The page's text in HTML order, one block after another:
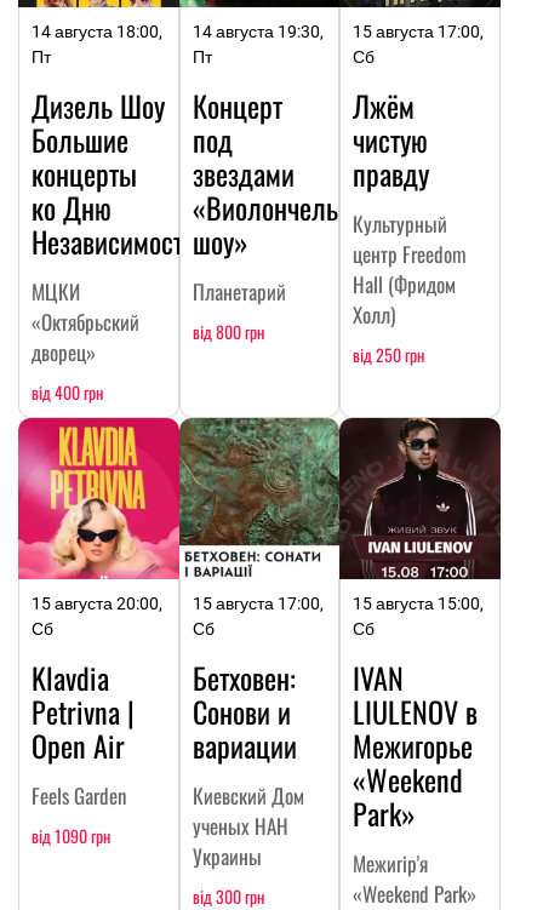
14 августа 18:00,
Пт
Дизель Шоу
Большие
концерты
ко Дню
Независимости
МЦКИ
«Октябрьский
дворец»
від 400 грн
14 августа 19:30,
Пт
Концерт
под
звездами
«Виолончельное
шоу»
Планетарий
від 800 грн
15 августа 17:00,
Сб
Лжём
чистую
правду
Культурный
центр Freedom
Hall (Фридом
Холл)
від 250 грн
15 августа 20:00,
Сб
Klavdia
Petrivna |
Open Air
Feels Garden
від 1090 грн
15 августа 17:00,
Сб
Бетховен:
Сонови и
вариации
Киевский Дом
ученых НАН
Украины
від 300 грн
15 августа 15:00,
Сб
IVAN
LIULENOV в
Межигорье
«Weekend
Park»
Межигір'я
«Weekend Park»